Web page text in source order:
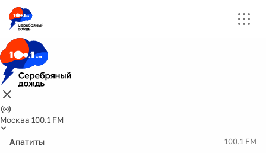
Москва 100.1 FM
Апатиты 100.1 FM